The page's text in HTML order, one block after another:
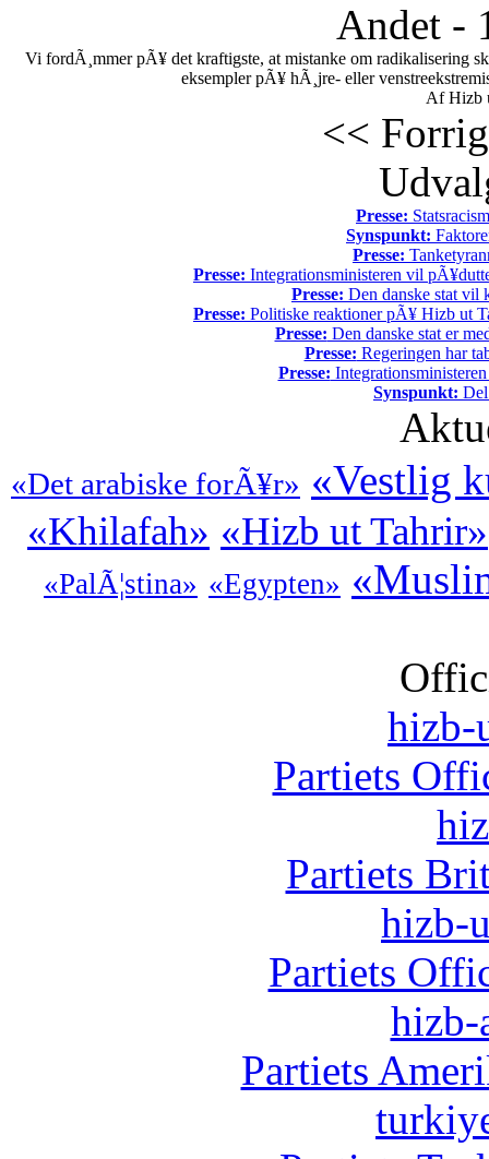
Andet -
Vi fordÃ¸mmer pÃ¥ det kraftigste, at mistanke om radikalisering
eksempler pÃ¥ hÃ¸jre- eller
Af Hizb
<<
Presse:
Synspunkt:
Presse:
Presse: Integrationsministeren vil
Presse: Den danske stat vil
Presse: Politiske reaktioner pÃ¥ Hizb ut
Presse: Den danske stat er
Presse: Regeringen har
Presse:
Synspunkt:
«Det arabiske forÃ¥r» «Vestlig
«Khilafah» «Hizb ut Tahrir»
«PalÃ¦stina» «Egypten»
hizb-
Partiets
Partiets
hizb-
Partiets
hizb-
Partiets